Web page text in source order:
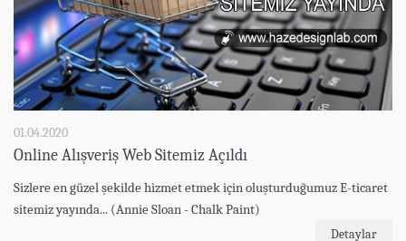
Online Alışveriş Web Sitemiz Açıldı
01.04.2020
Sizlere en güzel şekilde hizmet etmek için oluşturduğumuz E-ticaret
sitemiz yayında... (Annie Sloan - Chalk Paint)
Detaylar